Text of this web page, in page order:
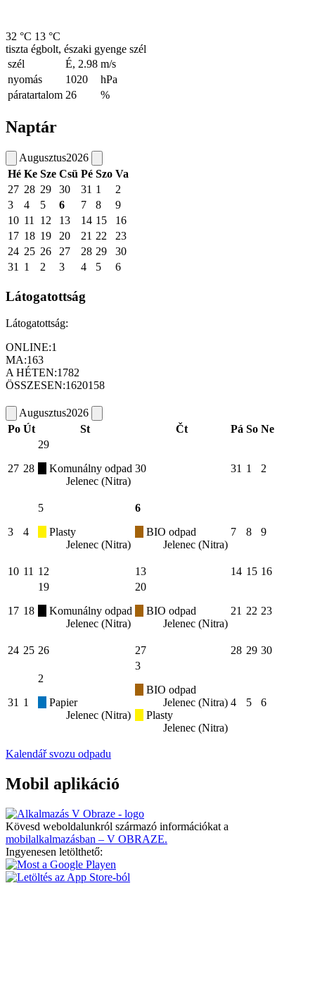
32 °C 13 °C
tiszta égbolt, északi gyenge szél
szél
É, 2.98 m/s
nyomás
1020
hPa
páratartalom 26 %
Naptár
Augusztus2026
Hé Ke Sze Csü Pé Szo Va
27 28 29 30 31 1
2
3
4 5 6 7 8
9
10 11 12 13 14 15
16
17 18 19 20 21 22
23
24 25 26 27 28 29
30
31
1 2 3 4 5 6
Látogatottság
Látogatottság:
ONLINE:1
MA:163
A HÉTEN:1782
ÖSSZESEN:1620158
Augusztus2026
Po Út St Čt Pá So Ne
27 28
29
Komunálny odpad
Jelenec (Nitra)
30 31 1 2
3 4
5
Plasty
Jelenec (Nitra)
6
BIO odpad
Jelenec (Nitra)
7 8 9
10 11 12 13 14 15 16
17 18
19
Komunálny odpad
Jelenec (Nitra)
20
BIO odpad
Jelenec (Nitra)
21 22 23
24 25 26 27 28 29 30
31 1
2
Papier
Jelenec (Nitra)
3
BIO odpad
Jelenec (Nitra)
Plasty
Jelenec (Nitra)
4 5 6
Kalendář svozu odpadu
Mobil aplikáció
Kövesd weboldalunkról származó információkat a
mobilalkalmazásban – V OBRAZE.
Ingyenesen letölthető: